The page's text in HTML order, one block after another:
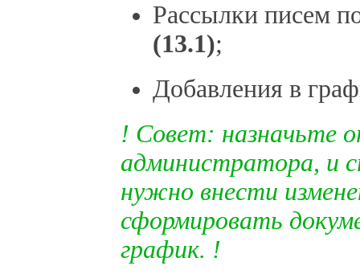
Рассылки писем
(13.1);
Добавления в
! Совет: назначьте
администратора, и
нужно внести
сформировать
график. !